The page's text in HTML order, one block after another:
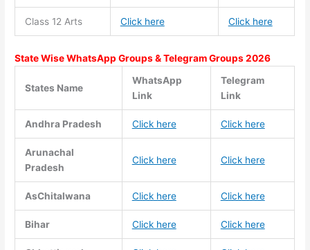
Class 12 Arts Click here Click here
State Wise WhatsApp Groups & Telegram Groups 2026
States Name
WhatsApp
Link
Telegram
Link
Andhra Pradesh Click here Click here
Arunachal
Pradesh
Click here Click here
AsChitalwana Click here Click here
Bihar Click here Click here